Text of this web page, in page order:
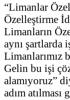
“Limanlar
Özelleştirme
Limanların
aynı şartlarda
Limanlarımız
Gelin bu işi
alamıyoruz”
adım